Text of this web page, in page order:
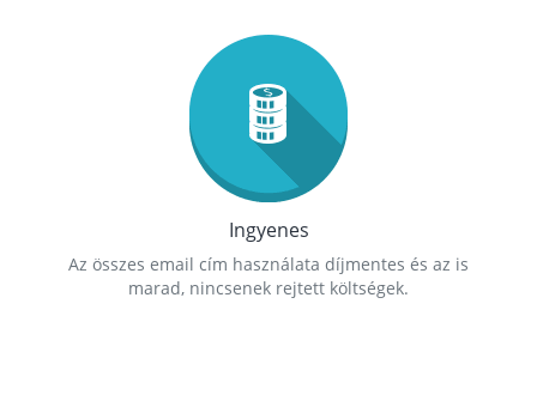
Ingyenes
Az összes email cím használata díjmentes és az is
marad, nincsenek rejtett költségek.